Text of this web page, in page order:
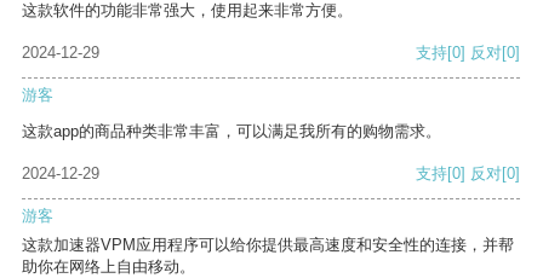
这款软件的功能非常强大，使用起来非常方便。
2024-12-29 支持[0] 反对[0]
游客
这款app的商品种类非常丰富，可以满足我所有的购物需求。
2024-12-29 支持[0] 反对[0]
游客
这款加速器VPM应用程序可以给你提供最高速度和安全性的连接，并帮
助你在网络上自由移动。